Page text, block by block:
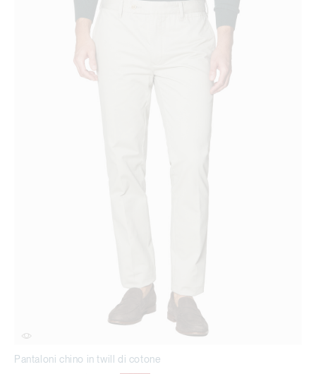
Pantaloni chino in twill di cotone